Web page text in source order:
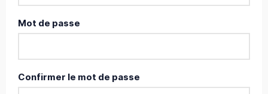
Mot de passe
Confirmer le mot de passe